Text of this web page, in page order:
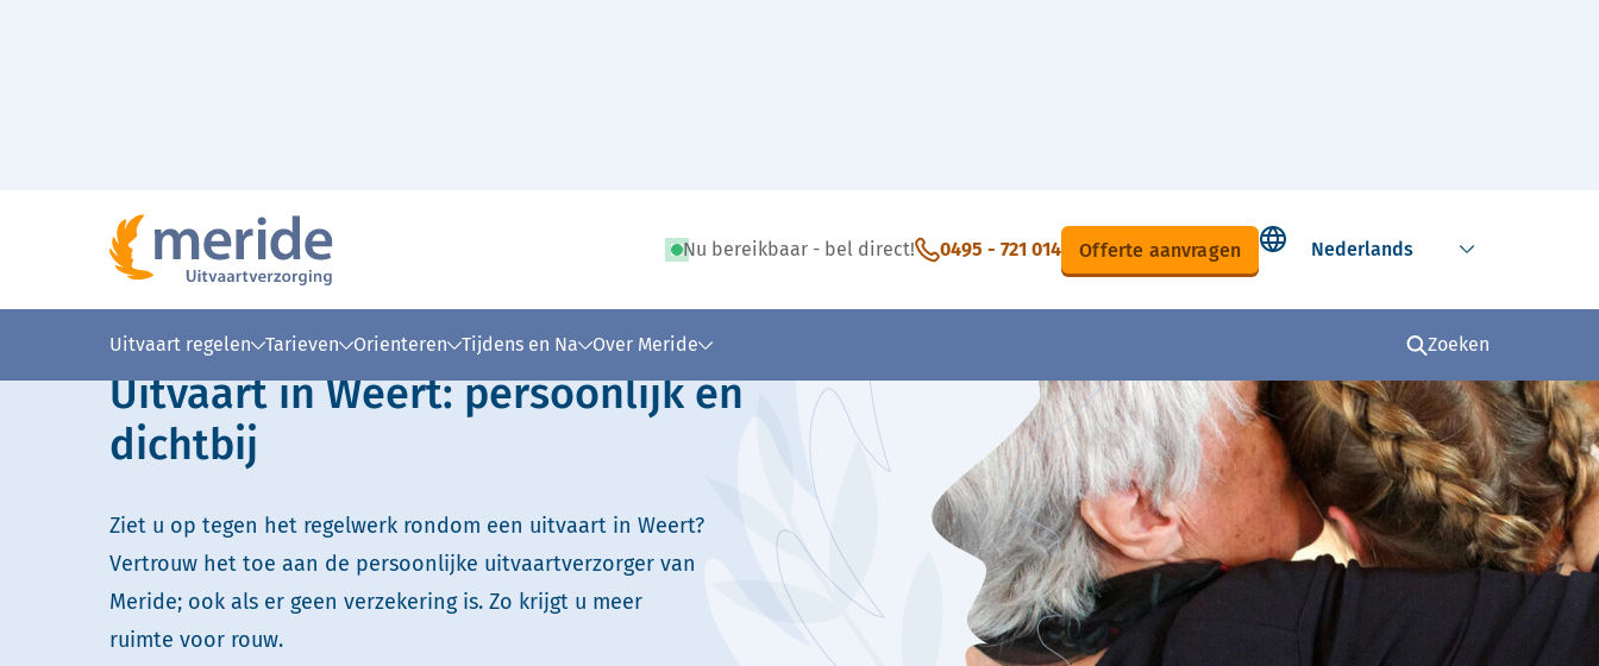
Nu bereikbaar - bel direct! 0495 - 721 014 Offerte aanvragen
Select language
Uitvaart regelen Tarieven Orienteren Tijdens en Na Over Meride Zoeken
Lees voor Uitleg woorden Simpele tekst
Uitvaart in Weert: persoonlijk en
dichtbij
Ziet u op tegen het regelwerk rondom een uitvaart in Weert?
Vertrouw het toe aan de persoonlijke uitvaartverzorger van
Meride; ook als er geen verzekering is. Zo krijgt u meer
ruimte voor rouw.